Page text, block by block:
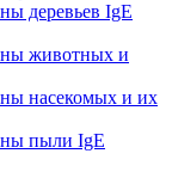
деревьев IgE
животных и
насекомых и их
пыли IgE